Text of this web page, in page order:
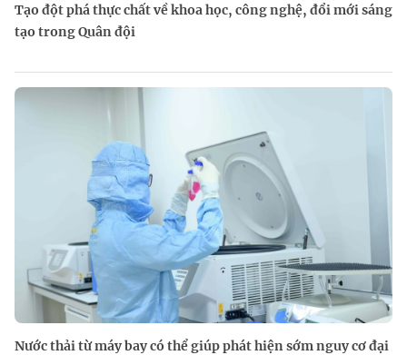
Tạo đột phá thực chất về khoa học, công nghệ, đổi mới sáng
tạo trong Quân đội
Nước thải từ máy bay có thể giúp phát hiện sớm nguy cơ đại